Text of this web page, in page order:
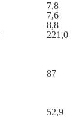
7,8
7,6
8,8
221,0
87
52,9